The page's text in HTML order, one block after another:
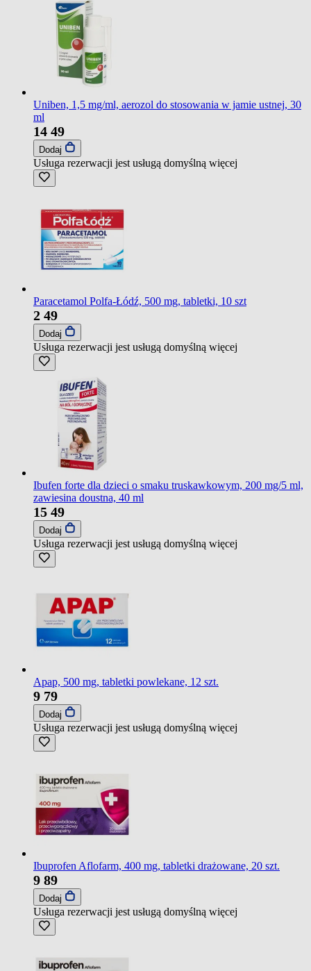
Uniben, 1,5 mg/ml, aerozol do stosowania w jamie ustnej, 30
ml
14 49
Dodaj
Usługa rezerwacji jest usługą domyślną więcej
Paracetamol Polfa-Łódź, 500 mg, tabletki, 10 szt
2 49
Dodaj
Usługa rezerwacji jest usługą domyślną więcej
Ibufen forte dla dzieci o smaku truskawkowym, 200 mg/5 ml,
zawiesina doustna, 40 ml
15 49
Dodaj
Usługa rezerwacji jest usługą domyślną więcej
Apap, 500 mg, tabletki powlekane, 12 szt.
9 79
Dodaj
Usługa rezerwacji jest usługą domyślną więcej
Ibuprofen Aflofarm, 400 mg, tabletki drażowane, 20 szt.
9 89
Dodaj
Usługa rezerwacji jest usługą domyślną więcej